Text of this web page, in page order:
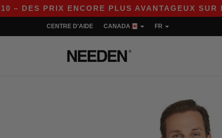
ENCORE PLUS AVANTAGEUX SUR L’APP !
CENTRE D'AIDE CANADA FR